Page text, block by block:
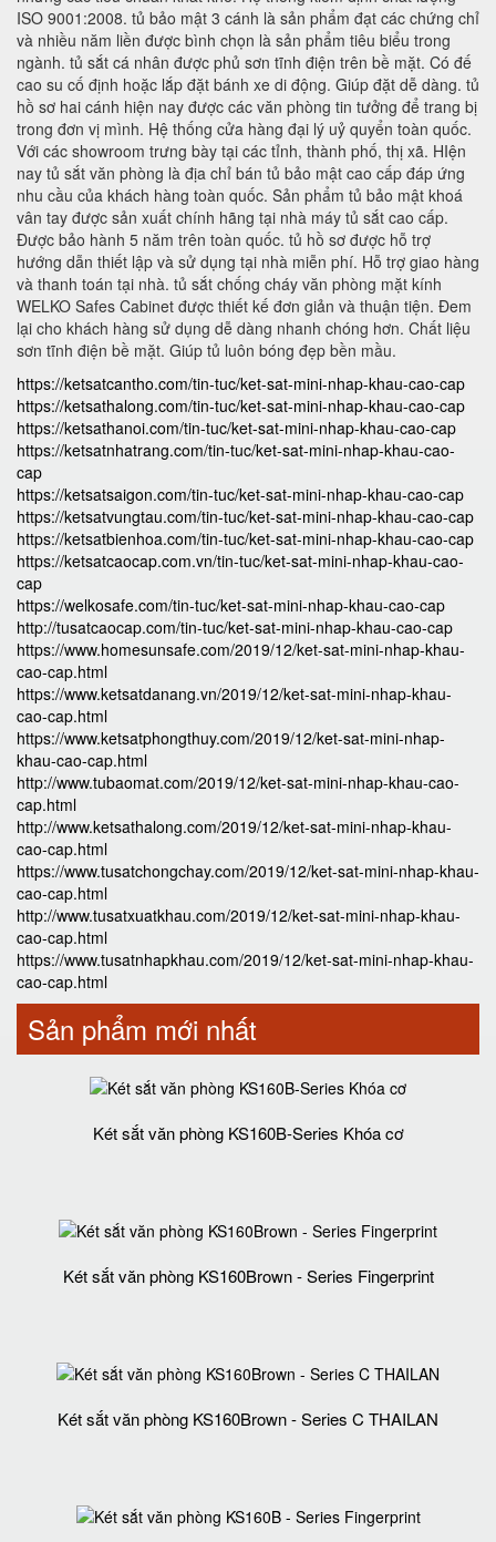
ISO 9001:2008. tủ bảo mật 3 cánh là sản phẩm đạt các chứng chỉ
và nhiều năm liền được bình chọn là sản phẩm tiêu biểu trong
ngành. tủ sắt cá nhân được phủ sơn tĩnh điện trên bề mặt. Có đế
cao su cố định hoặc lắp đặt bánh xe di động. Giúp đặt dễ dàng. tủ
hồ sơ hai cánh hiện nay được các văn phòng tin tưởng để trang bị
trong đơn vị mình. Hệ thống cửa hàng đại lý uỷ quyển toàn quốc.
Với các showroom trưng bày tại các tỉnh, thành phố, thị xã. HIện
nay tủ sắt văn phòng là địa chỉ bán tủ bảo mật cao cấp đáp ứng
nhu cầu của khách hàng toàn quốc. Sản phẩm tủ bảo mật khoá
vân tay được sản xuất chính hãng tại nhà máy tủ sắt cao cấp.
Được bảo hành 5 năm trên toàn quốc. tủ hồ sơ được hỗ trợ
hướng dẫn thiết lập và sử dụng tại nhà miễn phí. Hỗ trợ giao hàng
và thanh toán tại nhà. tủ sắt chống cháy văn phòng mặt kính
WELKO Safes Cabinet được thiết kế đơn giản và thuận tiện. Đem
lại cho khách hàng sử dụng dễ dàng nhanh chóng hơn. Chất liệu
sơn tĩnh điện bề mặt. Giúp tủ luôn bóng đẹp bền mầu.
https://ketsatcantho.com/tin-tuc/ket-sat-mini-nhap-khau-cao-cap
https://ketsathalong.com/tin-tuc/ket-sat-mini-nhap-khau-cao-cap
https://ketsathanoi.com/tin-tuc/ket-sat-mini-nhap-khau-cao-cap
https://ketsatnhatrang.com/tin-tuc/ket-sat-mini-nhap-khau-cao-
cap
https://ketsatsaigon.com/tin-tuc/ket-sat-mini-nhap-khau-cao-cap
https://ketsatvungtau.com/tin-tuc/ket-sat-mini-nhap-khau-cao-cap
https://ketsatbienhoa.com/tin-tuc/ket-sat-mini-nhap-khau-cao-cap
https://ketsatcaocap.com.vn/tin-tuc/ket-sat-mini-nhap-khau-cao-
cap
https://welkosafe.com/tin-tuc/ket-sat-mini-nhap-khau-cao-cap
http://tusatcaocap.com/tin-tuc/ket-sat-mini-nhap-khau-cao-cap
https://www.homesunsafe.com/2019/12/ket-sat-mini-nhap-khau-
cao-cap.html
https://www.ketsatdanang.vn/2019/12/ket-sat-mini-nhap-khau-
cao-cap.html
https://www.ketsatphongthuy.com/2019/12/ket-sat-mini-nhap-
khau-cao-cap.html
http://www.tubaomat.com/2019/12/ket-sat-mini-nhap-khau-cao-
cap.html
http://www.ketsathalong.com/2019/12/ket-sat-mini-nhap-khau-
cao-cap.html
https://www.tusatchongchay.com/2019/12/ket-sat-mini-nhap-khau-
cao-cap.html
http://www.tusatxuatkhau.com/2019/12/ket-sat-mini-nhap-khau-
cao-cap.html
https://www.tusatnhapkhau.com/2019/12/ket-sat-mini-nhap-khau-
cao-cap.html
Sản phẩm mới nhất
Két sắt văn phòng KS160B-Series Khóa cơ
Két sắt văn phòng KS160Brown - Series Fingerprint
Két sắt văn phòng KS160Brown - Series C THAILAN